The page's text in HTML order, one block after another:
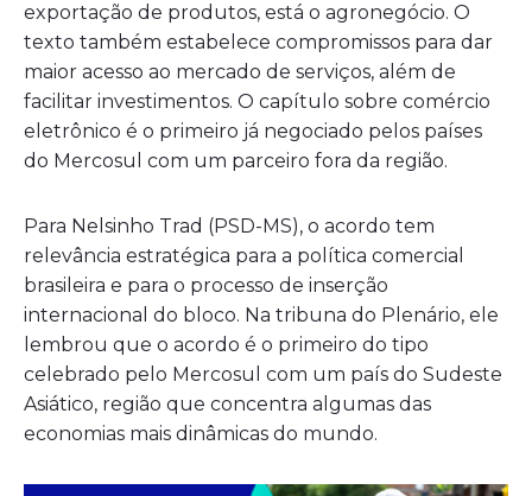
exportação de produtos, está o agronegócio. O
texto também estabelece compromissos para dar
maior acesso ao mercado de serviços, além de
facilitar investimentos. O capítulo sobre comércio
eletrônico é o primeiro já negociado pelos países
do Mercosul com um parceiro fora da região.
Para Nelsinho Trad (PSD-MS), o acordo tem
relevância estratégica para a política comercial
brasileira e para o processo de inserção
internacional do bloco. Na tribuna do Plenário, ele
lembrou que o acordo é o primeiro do tipo
celebrado pelo Mercosul com um país do Sudeste
Asiático, região que concentra algumas das
economias mais dinâmicas do mundo.